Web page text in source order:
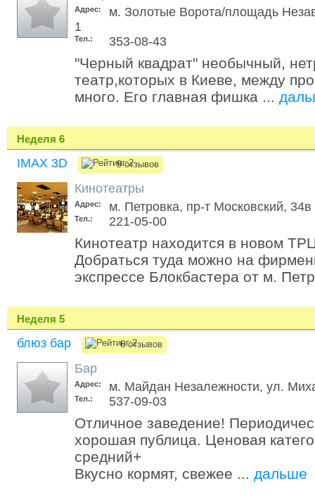
Адрес:
м. Золотые Ворота/площадь
1
Тел.: 353-08-43
"Черный квадрат" необычный,
театр,которых в Киеве, между
много. Его главная фишка ...
Неделя 6
IMAX 3D 9 отзывов
Кинотеатры
Адрес: м. Петровка, пр-т Московский, 34в
Тел.: 221-05-00
Кинотеатр находится в новом
Добраться туда можно на
экспрессе Блокбастера от м.
Неделя 5
блюз бар 6 отзывов
Бар
Адрес: м. Майдан Незалежности, ул.
Тел.: 537-09-03
Отличное заведение!
хорошая публица. Ценовая
средний+
Вкусно кормят, свежее ... дальше